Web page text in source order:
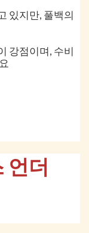
있지만, 풀백의
강점이며, 수비
언더